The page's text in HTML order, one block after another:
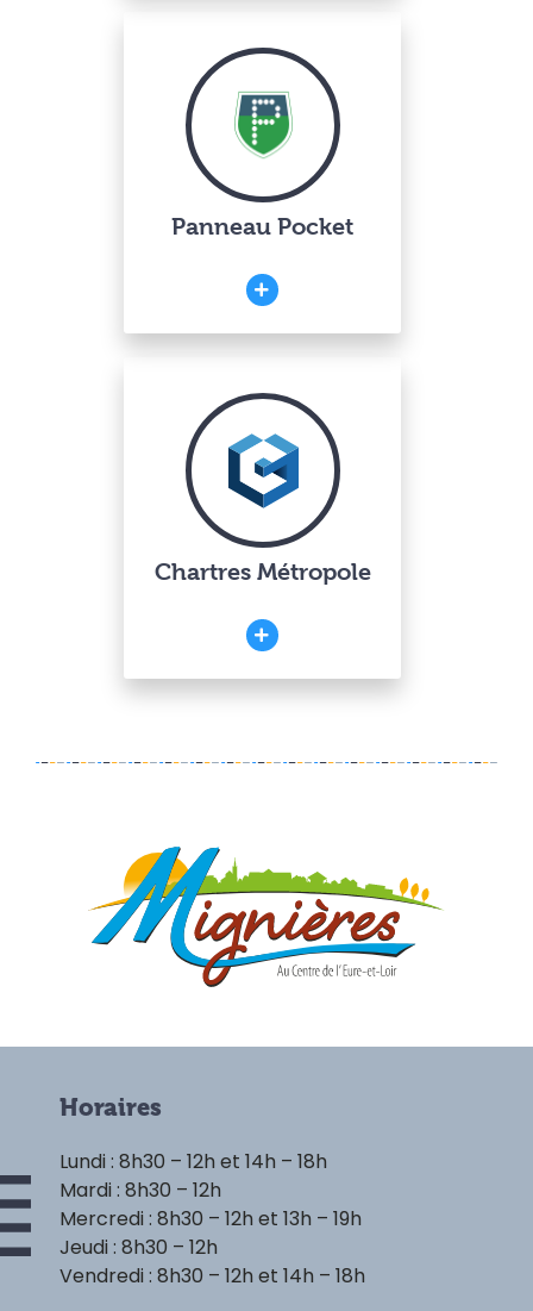
Panneau Pocket
Chartres Métropole
Horaires
Lundi : 8h30 – 12h et 14h – 18h
Mardi : 8h30 – 12h
Mercredi : 8h30 – 12h et 13h – 19h
Jeudi : 8h30 – 12h
Vendredi : 8h30 – 12h et 14h – 18h